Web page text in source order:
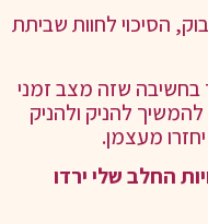
הסיכוי לחוות שביתת
שזה מצב זמני
להניק ולהניק
מעצמן.
החלב שלי ירדו